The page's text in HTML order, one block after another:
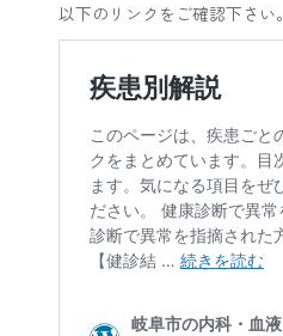
以下のリンクをご確認下さい。